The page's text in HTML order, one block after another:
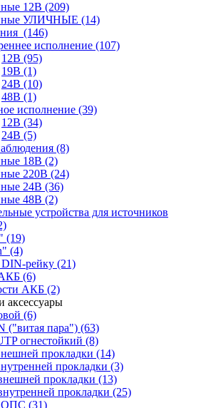
12В (209)
УЛИЧНЫЕ (14)
(146)
исполнение (107)
12В (95)
19В (1)
24В (10)
48В (1)
исполнение (39)
12В (34)
24В (5)
(8)
18В (2)
220В (24)
24В (36)
48В (2)
устройства для источников
(19)
(4)
рейку (21)
(6)
АКБ (2)
аксессуары
(6)
("витая пара") (63)
огнестойкий (8)
прокладки (14)
прокладки (3)
прокладки (13)
прокладки (25)
ОПС (31)